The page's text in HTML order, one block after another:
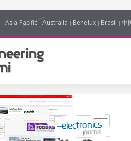
Asia-Pacific Australia Benelux Brasil 中